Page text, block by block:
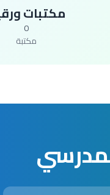
مكتبات
0
مكتبة